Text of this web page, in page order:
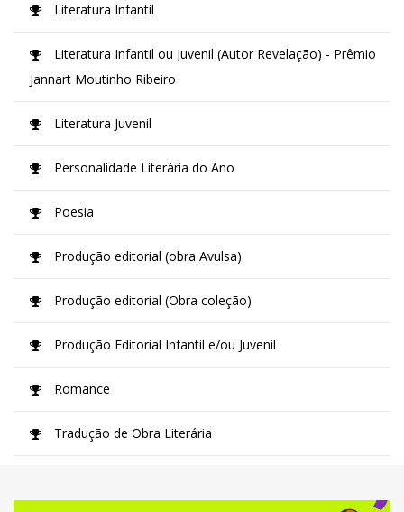
Literatura Infantil
Literatura Infantil ou Juvenil (Autor Revelação) - Prêmio
Jannart Moutinho Ribeiro
Literatura Juvenil
Personalidade Literária do Ano
Poesia
Produção editorial (obra Avulsa)
Produção editorial (Obra coleção)
Produção Editorial Infantil e/ou Juvenil
Romance
Tradução de Obra Literária